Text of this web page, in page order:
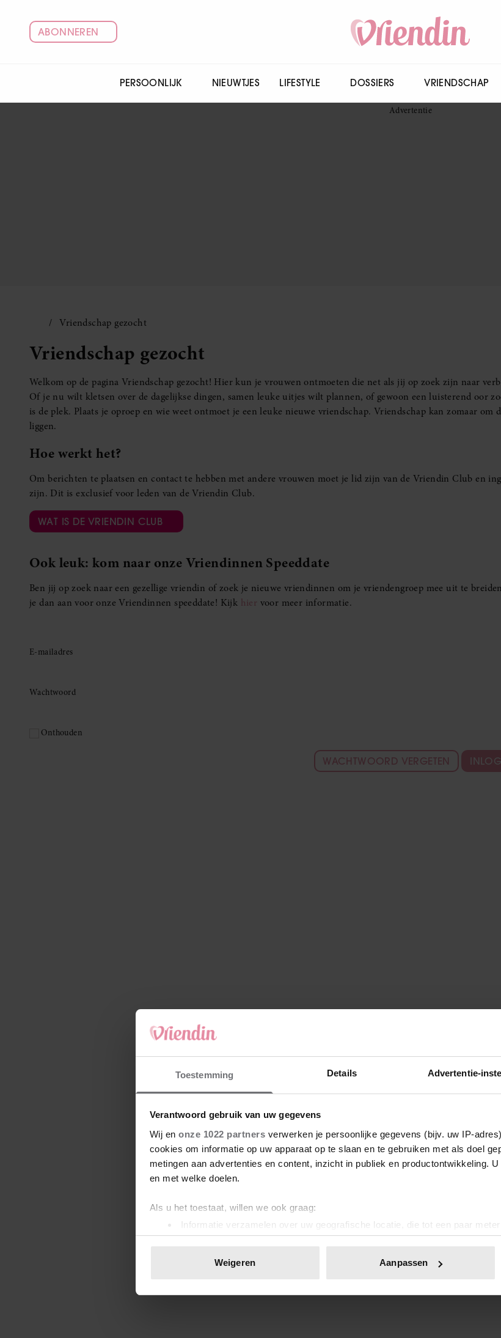
Toestemming Details Advertentie-
Verantwoord gebruik van uw gegevens
Wij en onze 1022 partners verwerken je persoonlijke gegevens (bijv. uw IP-
cookies om informatie op uw apparaat op te slaan en te gebruiken met als doel
metingen aan advertenties en content, inzicht in publiek en productontwikkeling.
en met welke doelen.
Als u het toestaat, willen we ook graag:
Informatie verzamelen over uw geografische locatie, die tot een paar
Uw apparaat identificeren door het actief te scannen op specifieke
toestemming op elk moment wijzigen of intrekken in de Cookieverklaring.
We gebruiken cookies om content en advertenties te personaliseren, om
media, adverteren en analyse. Deze partners kunnen deze gegevens
Weigeren Aanpassen
ABONNEREN
PERSOONLIJK NIEUWTJES LIFESTYLE DOSSIERS VRIENDSCHAP
Vriendschap gezocht
Vriendschap gezocht
Welkom op de pagina Vriendschap gezocht! Hier kun je vrouwen ontmoeten die net als jij op zoek zijn naar
Of je nu wilt kletsen over de dagelijkse dingen, samen leuke uitjes wilt plannen, of gewoon een luisterend oor
is de plek. Plaats je oproep en wie weet ontmoet je een leuke nieuwe vriendschap. Vriendschap kan zomaar om
liggen.
Hoe werkt het?
Om berichten te plaatsen en contact te hebben met andere vrouwen moet je lid zijn van de Vriendin Club en
zijn. Dit is exclusief voor leden van de Vriendin Club.
WAT IS DE VRIENDIN CLUB
Ook leuk: kom naar onze Vriendinnen Speeddate
Ben jij op zoek naar een gezellige vriendin of zoek je nieuwe vriendinnen om je vriendengroep mee uit te
je dan aan voor onze Vriendinnen speeddate! Kijk hier voor meer informatie.
E-mailadres
Wachtwoord
Onthouden
WACHTWOORD VERGETEN